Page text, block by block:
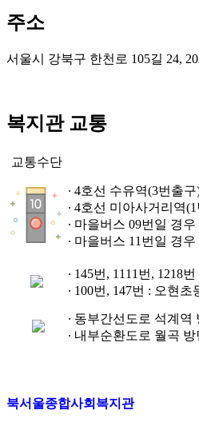
주소
서울시 강북구 한천로 105길 24,
복지관 교통
교통수단
∙ 4호선 수유역(3번출
∙ 4호선 미아사거리역
∙ 마을버스 09번일 경
∙ 마을버스 11번일 경
∙ 145번, 1111번, 1218
∙ 100번, 147번 : 오현
∙ 동부간선도로 석계
∙ 내부순환도로 월곡
북서울종합사회복지관